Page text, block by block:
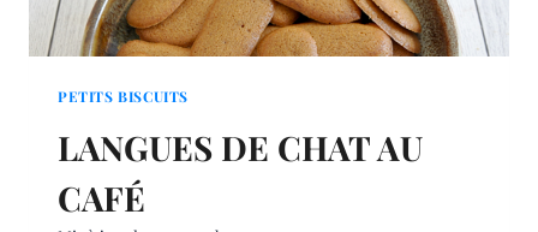
PETITS BISCUITS
LANGUES DE CHAT AU
CAFÉ